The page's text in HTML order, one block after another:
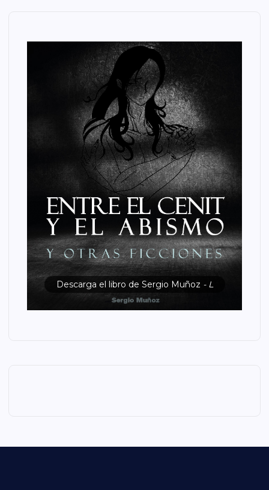
Descarga el libro de Sergio Muñoz - L